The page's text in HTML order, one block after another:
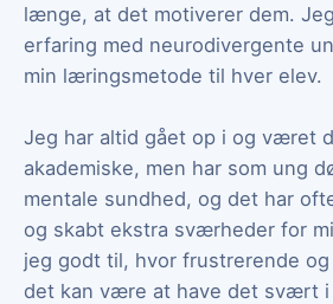
længe, at det motiverer dem.
erfaring med neurodivergente
min læringsmetode til hver elev.
Jeg har altid gået op i og været
akademiske, men har som ung
mentale sundhed, og det har
og skabt ekstra sværheder for
jeg godt til, hvor frustrerende
det kan være at have det svært i